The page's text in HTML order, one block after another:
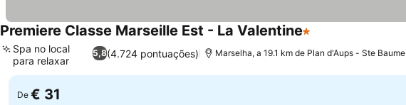
Premiere Classe Marseille Est - La Valentine1 Estrelas
5,8(4.724 pontuações)
Spa no local
para relaxar
Marselha, a 19.1 km de Plan d'Aups - Ste Baume
De € 31